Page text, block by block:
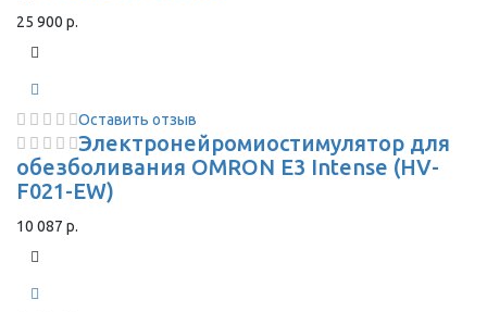
25 900 р.
Оставить отзыв
Электронейромиостимулятор для
обезболивания OMRON Е3 Intense (HV-
F021-EW)
10 087 р.